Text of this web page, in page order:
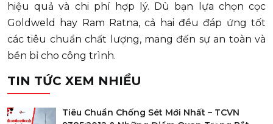
hiệu quả và chi phí hợp lý. Dù bạn lựa chọn cọc
Goldweld hay Ram Ratna, cả hai đều đáp ứng tốt
các tiêu chuẩn chất lượng, mang đến sự an toàn và
bền bỉ cho công trình.
TIN TỨC XEM NHIỀU
Tiêu Chuẩn Chống Sét Mới Nhất – TCVN